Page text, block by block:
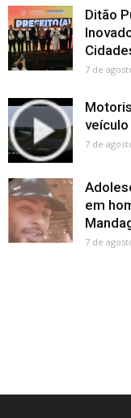
Ditão
7 de
7 de
em
7 de